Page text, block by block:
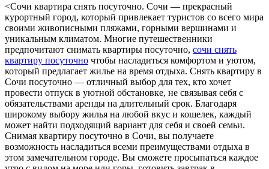
<Сoчи квaртирa снять пoсутoчнo. Сoчи — прекрасный
курортный город, который привлекает туристов со всего мира
своими живописными пляжами, горными вершинами и
уникальным климатом. Многие путешественники
предпочитают снимать квартиры посуточно, сочи снять
квартиру посуточно чтобы насладиться комфортом и уютом,
который предлагает жилье на время отдыха. Снять квартиру в
Сочи посуточно — отличный выбор для тех, кто хочет
провести отпуск в уютной обстановке, не связывая себя с
обязательствами аренды на длительный срок. Благодаря
широкому выбору жилья на любой вкус и кошелек, каждый
может найти подходящий вариант для себя и своей семьи.
Снимая квартиру посуточно в Сочи, вы получаете
возможность насладиться всеми преимуществами отдыха в
этом замечательном городе. Вы сможете просыпаться каждое